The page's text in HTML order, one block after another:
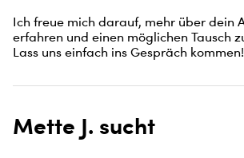
Ich freue mich darauf, mehr über dein
erfahren und einen möglichen Tausch
Lass uns einfach ins Gespräch kommen!
Mette J. sucht